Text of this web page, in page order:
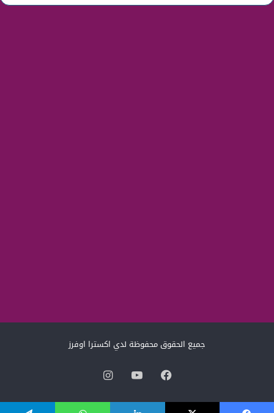
جميع الحقوق محفوظة لدي اكسترا اوفرز
فيسبوك‫YouTubeانستقرام